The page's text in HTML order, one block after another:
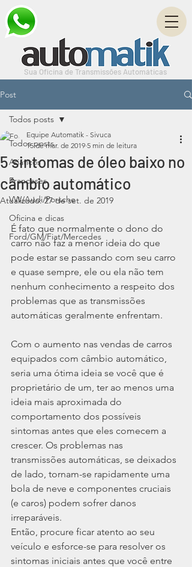
Sua Oficina de Transmissões Automáticas
Post
Todos posts
Asiáticos
Franceses
VW/Audi/Porsche
Oficina e dicas
Ford/GM/Fiat/Mercedes
Todos posts
5 sintomas de óleo baixo no
câmbio automático
Equipe Automatik - Sivuca
15 de mar. de 2019 5 min de leitura
Atualizado:27 de set. de 2019
É fato que normalmente o dono do
carro não faz a menor ideia do que
pode estar se passando com seu carro
e quase sempre, ele ou ela não tem
nenhum conhecimento a respeito dos
problemas que as transmissões
automáticas geralmente enfrentam.
Com o aumento nas vendas de carros
equipados com câmbio automático,
seria uma ótima ideia se você que é
proprietário de um, ter ao menos uma
ideia mais aproximada do
comportamento dos possíveis
sintomas antes que eles comecem a
crescer. Os problemas nas
transmissões automáticas, se deixados
de lado, tornam-se rapidamente uma
bola de neve e componentes cruciais
(e caros) podem sofrer danos
irreparáveis.
Então, procure ficar atento ao seu
veículo e esforce-se para resolver os
sintomas iniciais antes que você entre